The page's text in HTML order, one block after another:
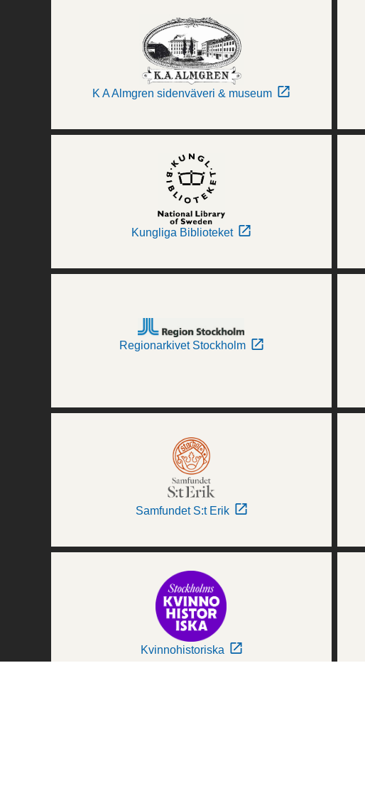
K A Almgren sidenväveri & museum
Kungliga Biblioteket
Regionarkivet Stockholm
Samfundet S:t Erik
Kvinnohistoriska